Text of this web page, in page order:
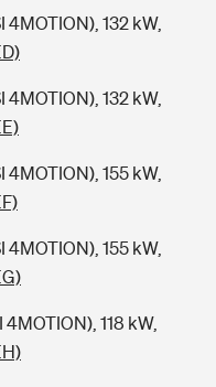
4MOTION), 132 kW,
4MOTION), 132 kW,
4MOTION), 155 kW,
4MOTION), 155 kW,
118 kW,